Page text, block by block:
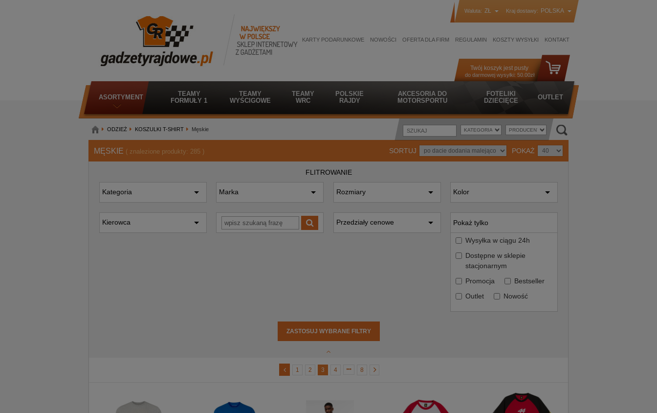
Waluta: ZŁ Kraj dostawy: POLSKA
KARTY PODARUNKOWE NOWOŚCI OFERTA DLA FIRM REGULAMIN KOSZTY WYSYŁKI KONTAKT
Twój koszyk jest pusty
do darmowej wysyłki: 50.00zł
ASORTYMENT
TEAMY
FORMUŁY 1
TEAMY
WYŚCIGOWE
TEAMY
WRC
POLSKIE
RAJDY
AKCESORIA DO
MOTORSPORTU
FOTELIKI
DZIECIĘCE
OUTLET
ODZIEŻ KOSZULKI T-SHIRT Męskie
MĘSKIE ( znalezione produkty: 285 ) SORTUJ POKAŻ
FLITROWANIE
Kategoria Marka Rozmiary Kolor
Kierowca Przedziały cenowe Pokaż tylko
Wysyłka w ciągu 24h
Dostępne w sklepie
stacjonarnym
Promocja
Bestseller
Outlet
Nowość
ZASTOSUJ WYBRANE FILTRY
1 2 3 4 8